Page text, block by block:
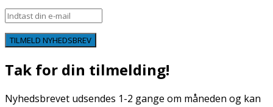
TILMELD NYHEDSBREV
Tak for din tilmelding!
Nyhedsbrevet udsendes 1-2 gange om måneden og kan